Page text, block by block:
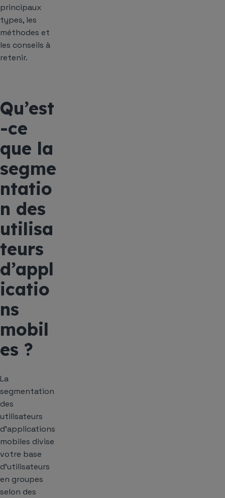
principaux
types, les
méthodes et
les conseils à
retenir.
Qu’est
-ce
que la
segme
ntatio
n des
utilisa
teurs
d’appl
icatio
ns
mobil
es ?
La
segmentation
des
utilisateurs
d’applications
mobiles divise
votre base
d’utilisateurs
en groupes
selon des